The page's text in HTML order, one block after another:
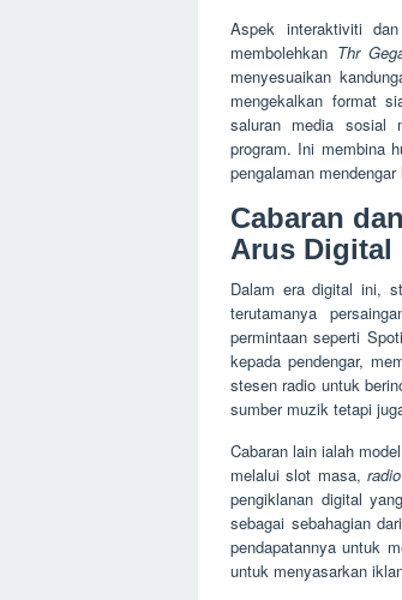
Aspek interaktiviti
membolehkan Thr
menyesuaikan
mengekalkan format
saluran media sosial
program. Ini membina
pengalaman
Cabaran
Arus Digital
Dalam era digital ini,
terutamanya
permintaan seperti
kepada pendengar,
stesen radio untuk
sumber muzik tetapi
Cabaran lain ialah
melalui slot masa,
pengiklanan digital
sebagai sebahagian
pendapatannya untuk
untuk menyasarkan